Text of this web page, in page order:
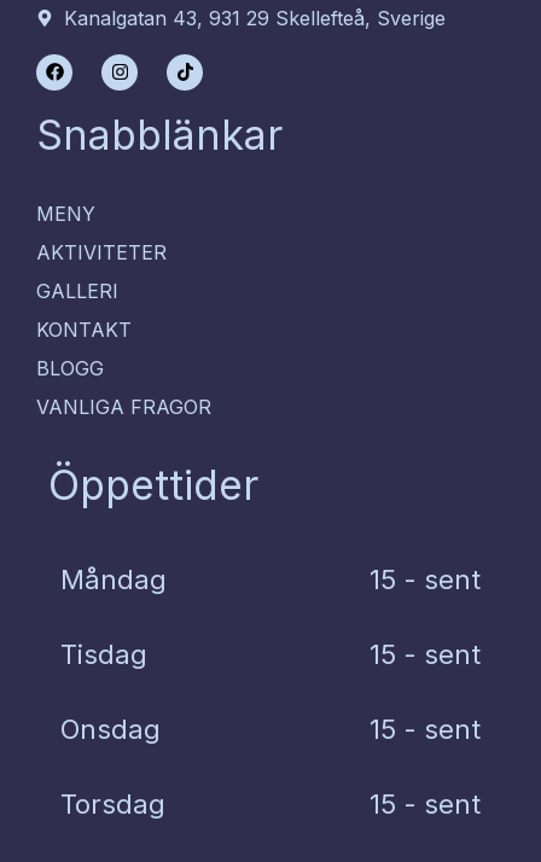
Kanalgatan 43, 931 29 Skellefteå, Sverige
F
a
c
e
b
o
I
n
s
t
a
g
T
i
k
t
o
k
Snabblänkar
MENY
AKTIVITETER
GALLERI
KONTAKT
BLOGG
VANLIGA FRAGOR
Öppettider
Måndag 15 - sent
Tisdag 15 - sent
Onsdag 15 - sent
Torsdag 15 - sent